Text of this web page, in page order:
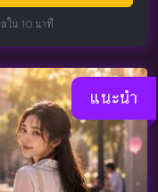
ใน 10 นาที
แนะนำ